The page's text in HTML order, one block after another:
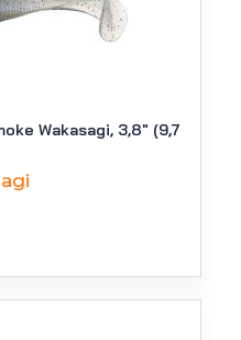
Wakasagi, 3,8″ (9,7